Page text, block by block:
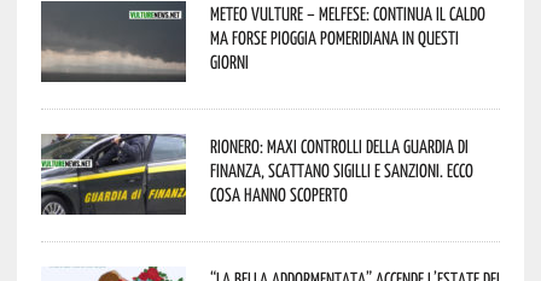
Meteo Vulture – melfese: continua il caldo
ma forse pioggia pomeridiana in questi
giorni
Rionero: maxi controlli della Guardia di
Finanza, scattano sigilli e sanzioni. Ecco
cosa hanno scoperto